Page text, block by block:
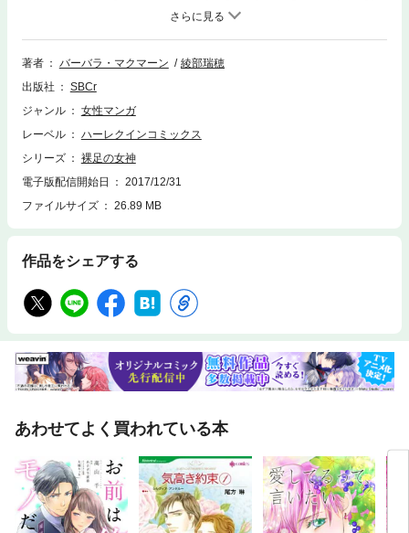
そんなマークに親友は提案した。“僕のいとこのレニーに花嫁候補を紹介さ
せよう！”レニーは次々に女性を紹介してくるが、マークは夢見る少女のよ
うな彼女が気になって・・・！
著者
バーバラ・マクマーン
綾部瑞穂
出版社
SBCr
ジャンル
女性マンガ
レーベル
ハーレクインコミックス
シリーズ
裸足の女神
電子版配信開始日
2017/12/31
ファイルサイズ
26.89 MB
作品をシェアする
あわせてよく買われている本